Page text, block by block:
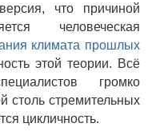
что причиной
человеческая
климата прошлых
этой теории. Всё
громко
столь стремительных
цикличность.